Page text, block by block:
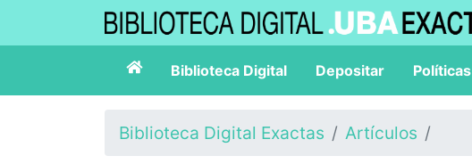
Biblioteca Digital Depositar Políticas
Biblioteca Digital Exactas Artículos